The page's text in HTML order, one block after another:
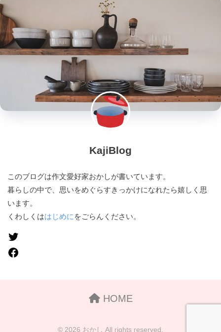
KajiBlog
このブログは作文愛好家おかしが書いています。
暮らしの中で、思いをめぐらすきっかけになれたら嬉しく思
います。
くわしくははじめに をごらんください。
HOME
© 2026 おかし All rights reserved.